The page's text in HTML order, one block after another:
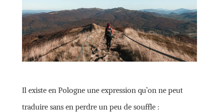
Il existe en Pologne une expression qu’on ne peut
traduire sans en perdre un peu de souffle :